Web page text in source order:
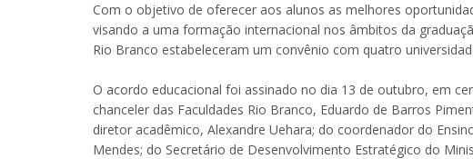
Com o objetivo de oferecer aos alunos as melhores
visando a uma formação internacional nos âmbitos da
Rio Branco estabeleceram um convênio com quatro
O acordo educacional foi assinado no dia 13 de outubro, em
chanceler das Faculdades Rio Branco, Eduardo de Barros
diretor acadêmico, Alexandre Uehara; do coordenador do
Mendes; do Secretário de Desenvolvimento Estratégico do